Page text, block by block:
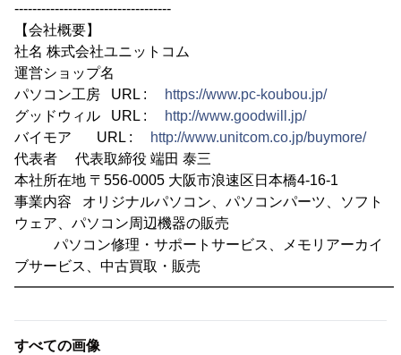
-----------------------------------
【会社概要】
社名 株式会社ユニットコム
運営ショップ名
パソコン工房 URL :
https://www.pc-koubou.jp/
グッドウィル URL :
http://www.goodwill.jp/
バイモア URL :
http://www.unitcom.co.jp/buymore/
代表者 代表取締役 端田 泰三
本社所在地 〒556-0005 大阪市浪速区日本橋4-16-1
事業内容 オリジナルパソコン、パソコンパーツ、ソフト
ウェア、パソコン周辺機器の販売
パソコン修理・サポートサービス、メモリアーカイ
ブサービス、中古買取・販売
すべての画像